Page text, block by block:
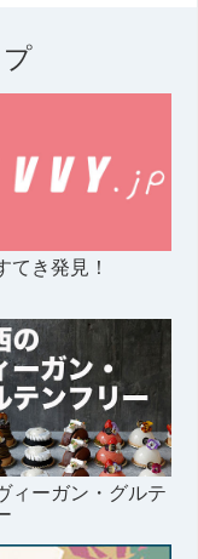
てき発見！
ィーガン・グルテ